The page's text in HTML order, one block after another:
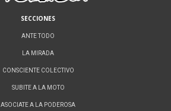
SECCIONES
ANTE TODO
LA MIRADA
CONSCIENTE COLECTIVO
SUBITE A LA MOTO
ASOCIATE A LA PODEROSA